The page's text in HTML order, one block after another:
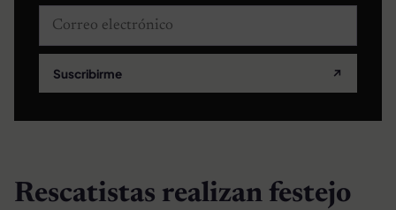
Correo electrónico
Suscribirme ↗
Rescatistas realizan festejo